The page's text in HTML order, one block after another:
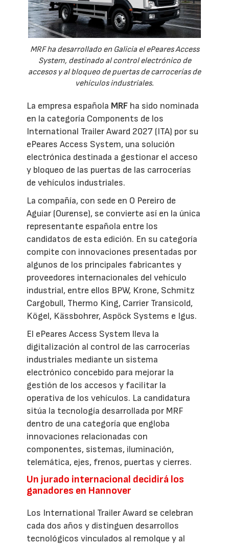
MRF ha desarrollado en Galicia el ePeares Access
System, destinado al control electrónico de
accesos y al bloqueo de puertas de carrocerías de
vehículos industriales.
La empresa española MRF ha sido nominada
en la categoría Components de los
International Trailer Award 2027 (ITA) por su
ePeares Access System, una solución
electrónica destinada a gestionar el acceso
y bloqueo de las puertas de las carrocerías
de vehículos industriales.
La compañía, con sede en O Pereiro de
Aguiar (Ourense), se convierte así en la única
representante española entre los
candidatos de esta edición. En su categoría
compite con innovaciones presentadas por
algunos de los principales fabricantes y
proveedores internacionales del vehículo
industrial, entre ellos BPW, Krone, Schmitz
Cargobull, Thermo King, Carrier Transicold,
Kögel, Kässbohrer, Aspöck Systems e Igus.
El ePeares Access System lleva la
digitalización al control de las carrocerías
industriales mediante un sistema
electrónico concebido para mejorar la
gestión de los accesos y facilitar la
operativa de los vehículos. La candidatura
sitúa la tecnología desarrollada por MRF
dentro de una categoría que engloba
innovaciones relacionadas con
componentes, sistemas, iluminación,
telemática, ejes, frenos, puertas y cierres.
Un jurado internacional decidirá los
ganadores en Hannover
Los International Trailer Award se celebran
cada dos años y distinguen desarrollos
tecnológicos vinculados al remolque y al